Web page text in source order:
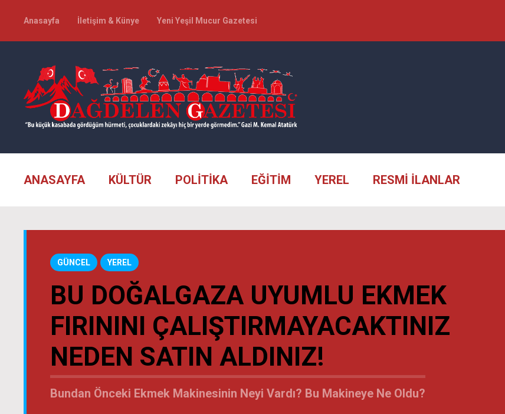
Anasayfa İletişim & Künye Yeni Yeşil Mucur Gazetesi
ANASAYFA KÜLTÜR POLİTİKA EĞİTİM YEREL RESMİ İLANLAR
GÜNCEL YEREL
BU DOĞALGAZA UYUMLU EKMEK
FIRININI ÇALIŞTIRMAYACAKTINIZ
NEDEN SATIN ALDINIZ!
Bundan Önceki Ekmek Makinesinin Neyi Vardı? Bu Makineye Ne Oldu?